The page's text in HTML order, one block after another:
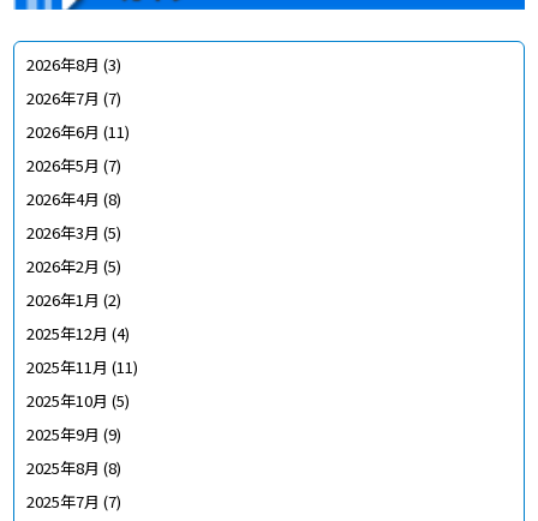
2026年8月 (3)
2026年7月 (7)
2026年6月 (11)
2026年5月 (7)
2026年4月 (8)
2026年3月 (5)
2026年2月 (5)
2026年1月 (2)
2025年12月 (4)
2025年11月 (11)
2025年10月 (5)
2025年9月 (9)
2025年8月 (8)
2025年7月 (7)